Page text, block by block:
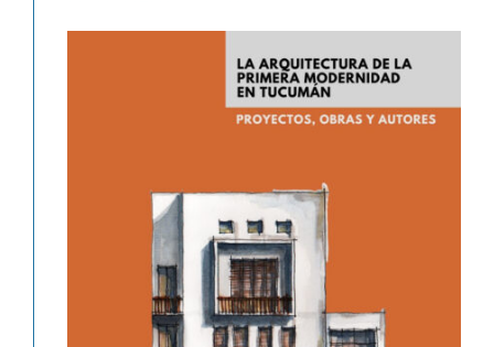
Libro «La arquitectura de la
primera modernidad en Tucumán.»
Novedades